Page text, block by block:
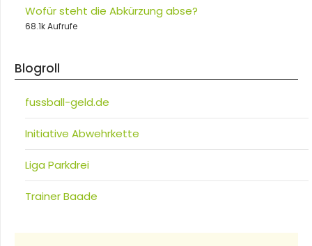
Wofür steht die Abkürzung abse?
68.1k Aufrufe
Blogroll
fussball-geld.de
Initiative Abwehrkette
Liga Parkdrei
Trainer Baade